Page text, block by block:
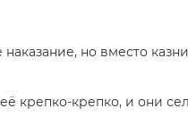
но вместо
крепко-крепко, и они